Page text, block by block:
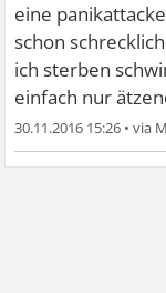
eine
schon
ich sterben
einfach nur
30.11.2016 15:26 •